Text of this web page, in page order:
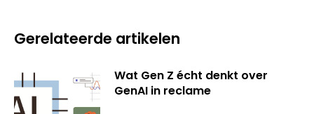
Gerelateerde artikelen
Wat Gen Z écht denkt over
GenAI in reclame